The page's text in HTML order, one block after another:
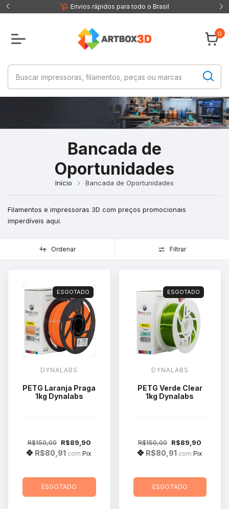
Envios rápidos para todo o Brasil
0
Bancada de
Oportunidades
Início Bancada de Oportunidades
Filamentos e impressoras 3D com preços promocionais
imperdíveis aqui.
Ordenar Filtrar
ESGOTADO
DYNALABS
PETG Laranja Praga
1kg Dynalabs
R$150,00 R$89,90
R$80,91 com Pix
ESGOTADO
ESGOTADO
DYNALABS
PETG Verde Clear
1kg Dynalabs
R$150,00 R$89,90
R$80,91 com Pix
ESGOTADO